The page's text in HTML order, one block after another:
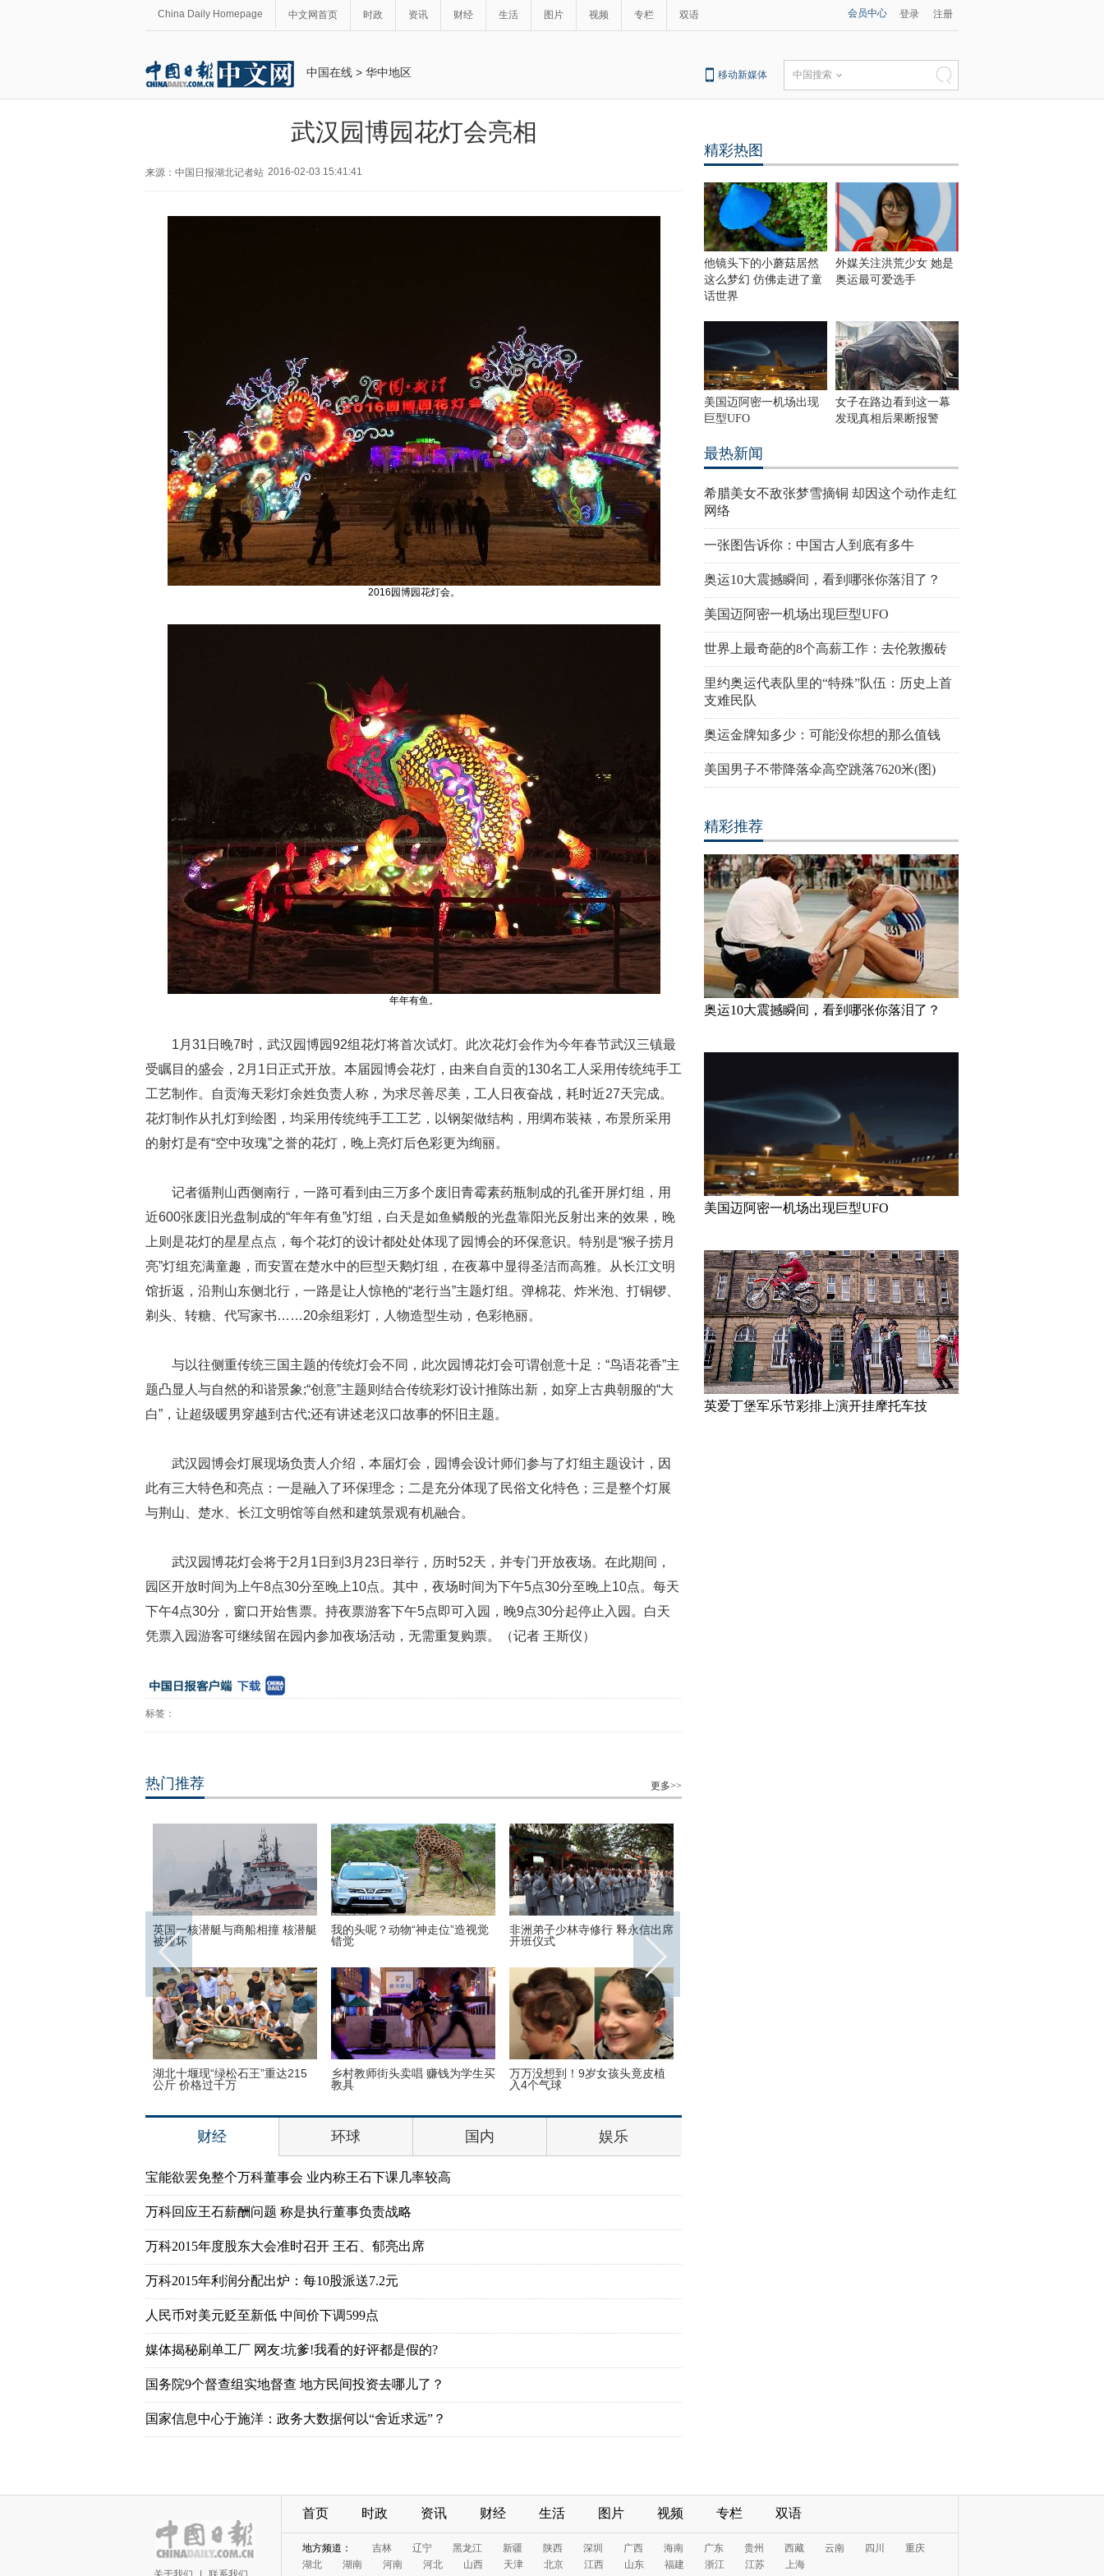
China Daily Homepage 中文网首页 时政 资讯 财经 生活 图片 视频 专栏 双语 会员中心 登录 注册
中国在线 > 华中地区 移动新媒体 中国搜索
武汉园博园花灯会亮相
来源：中国日报湖北记者站 2016-02-03 15:41:41
2016园博园花灯会。
年年有鱼。
1月31 日晚7时，武汉园博园92组花灯将首次试灯。此次花灯会作为今年春节武汉三镇最
受瞩目的盛会， 2 月 1 日正式开放。本届园博会花灯，由来自自贡的130名工人采用传统纯手工
工艺制作。自贡海天彩灯余姓负责人称，为求尽善尽美，工人日夜奋战，耗时近27天完成。
花灯制作从扎灯到绘图，均采用传统纯手工工艺，以钢架做结构，用绸布装裱，布景所采用
的射灯是有“空中玫瑰”之誉的花灯，晚上亮灯后色彩更为绚丽。
记者循荆山西侧南行，一路可看到由三万多个废旧青霉素药瓶制成的孔雀开屏灯组，用
近600张废旧光盘制成的“年年有鱼”灯组，白天是如鱼鳞般的光盘靠阳光反射出来的效果，晚
上则是花灯的星星点点，每个花灯的设计都处处体现了园博会的环保意识。特别是“猴子捞月
亮”灯组充满童趣，而安置在楚水中的巨型天鹅灯组，在夜幕中显得圣洁而高雅。从长江文明
馆折返，沿荆山东侧北行，一路是让人惊艳的“老行当”主题灯组。弹棉花、炸米泡、打铜锣、
剃头、转糖、代写家书……20余组彩灯，人物造型生动，色彩艳丽。
与以往侧重传统三国主题的传统灯会不同，此次园博花灯会可谓创意十足：“鸟语花香”主
题凸显人与自然的和谐景象;“创意”主题则结合传统彩灯设计推陈出新，如穿上古典朝服的“大
白”，让超级暖男穿越到古代;还有讲述老汉口故事的怀旧主题。
武汉园博会灯展现场负责人介绍，本届灯会，园博会设计师们参与了灯组主题设计，因
此有三大特色和亮点：一是融入了环保理念；二是充分体现了民俗文化特色；三是整个灯展
与荆山、楚水、长江文明馆等自然和建筑景观有机融合。
武汉园博花灯会将于2 月 1 日到 3月 23日举行，历时52天，并专门开放夜场。在此期间，
园区开放时间为上午8点30分至晚上10点。其中，夜场时间为下午5点30分至晚上10点。每天
下午4点30分，窗口开始售票。持夜票游客下午5点即可入园，晚9点30分起停止入园。白天
凭票入园游客可继续留在园内参加夜场活动，无需重复购票。
（记者 王斯仪）
标签：
热门推荐 更多>>
英国一核潜艇与商船相撞 核潜艇
被撞坏
我的头呢？动物“神走位”造视觉
错觉
非洲弟子少林寺修行 释永信出席
开班仪式
湖北十堰现“绿松石王”重达215
公斤 价格过千万
乡村教师街头卖唱 赚钱为学生买
教具
万万没想到！9岁女孩头竟皮植
入4个气球
财经 环球 国内 娱乐
宝能欲罢免整个万科董事会 业内称王石下课几率较高
万科回应王石薪酬问题 称是执行董事负责战略
万科2015年度股东大会准时召开 王石、郁亮出席
万科2015年利润分配出炉：每10股派送7.2元
人民币对美元贬至新低 中间价下调599点
媒体揭秘刷单工厂 网友:坑爹!我看的好评都是假的?
国务院9个督查组实地督查 地方民间投资去哪儿了？
国家信息中心于施洋：政务大数据何以“舍近求远”？
精彩热图
他镜头下的小蘑菇居然
这么梦幻 仿佛走进了童
话世界
外媒关注洪荒少女 她是
奥运最可爱选手
美国迈阿密一机场出现
巨型UFO
女子在路边看到这一幕
发现真相后果断报警
最热新闻
希腊美女不敌张梦雪摘铜 却因这个动作走红
网络
一张图告诉你：中国古人到底有多牛
奥运10大震撼瞬间，看到哪张你落泪了？
美国迈阿密一机场出现巨型UFO
世界上最奇葩的8个高薪工作：去伦敦搬砖
里约奥运代表队里的“特殊”队伍：历史上首
支难民队
奥运金牌知多少：可能没你想的那么值钱
美国男子不带降落伞高空跳落7620米(图)
精彩推荐
奥运10大震撼瞬间，看到哪张你落泪了？
美国迈阿密一机场出现巨型UFO
英爱丁堡军乐节彩排上演开挂摩托车技
首页 时政 资讯 财经 生活 图片 视频 专栏 双语
地方频道： 吉林 辽宁 黑龙江 新疆 陕西 深圳 广西 海南 广东 贵州 西藏 云南 四川
重庆
湖北
湖南 河南 河北 山西 天津 北京 江西 山东 福建 浙江 江苏 上海